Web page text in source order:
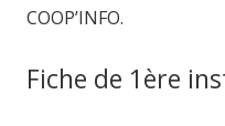
COOP’INFO.
Fiche de 1ère